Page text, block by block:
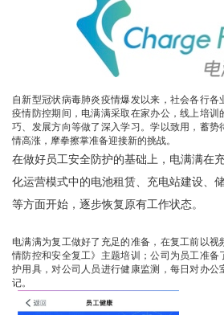
自新型冠状病毒肺炎疫情爆发以来，社会各行
疫情防控期间，电满满采取在家办公，线上培训
巧、发展方向等做了深入学习。学以致用，蓄势
情高涨，摩拳擦掌准备迎接新的挑战。
在做好员工安全防护的基础上，电满满在
化运营模式中的电池租赁、充电站建设、
等方面开始，逐步恢复原有工作状态。
电满满为复工做好了充足的准备，在复工前以视
情防控和安全复工》主题培训；公司为员工准备
护用具，对公司人员进行健康监测，每日对办公
记。